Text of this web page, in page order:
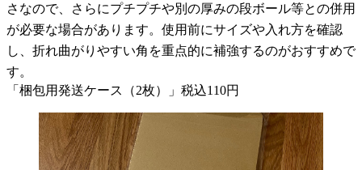
さなので、さらにプチプチや別の厚みの段ボール等との併用
が必要な場合があります。使用前にサイズや入れ方を確認
し、折れ曲がりやすい角を重点的に補強するのがおすすめで
す。
「梱包用発送ケース（2枚）」税込110円